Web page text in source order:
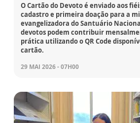
O Cartão do Devoto é enviado aos
cadastro e primeira doação para a
evangelizadora do Santuário
devotos podem contribuir
prática utilizando o QR Code
cartão.
29 MAI 2026 - 07H00